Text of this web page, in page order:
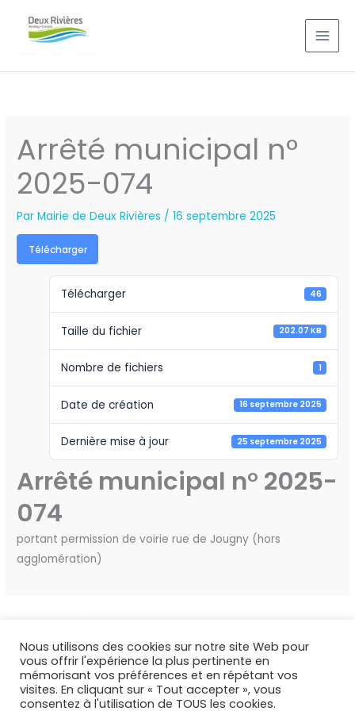
Arrêté municipal n°
2025-074
ParMairie de Deux Rivières /16 septembre 2025
Télécharger
Télécharger 46
Taille du fichier 202.07 KB
Nombre de fichiers 1
Date de création 16 septembre 2025
Dernière mise à jour 25 septembre 2025
Arrêté municipal n° 2025-
074
portant permission de voirie rue de Jougny (hors
agglomération)
Nous utilisons des cookies sur notre site Web pour
vous offrir l'expérience la plus pertinente en
mémorisant vos préférences et en répétant vos
visites. En cliquant sur « Tout accepter », vous
consentez à l'utilisation de TOUS les cookies.